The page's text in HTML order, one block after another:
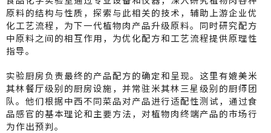
原料的结构与性质，探索与此相关的技术，辅助上游企业优
化工艺流程，为下一代植物肉产品升级原料。同时研究配方
中原料之间的相互作用，为优化配方和工艺流程提供原理性
指导。
实验厨房负责最终的产品配方的确定和呈现。这里有媲美米
其林餐厅级别的厨房设施，并常驻米其林三星级别的厨师团
队。他们根据中西不同菜品对产品进行适配性测试，通过食
品感官的基本理论和主要方法，对植物肉终端产品的市场行
为作出预判。